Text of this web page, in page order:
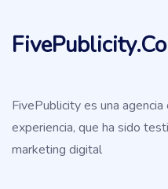
FivePublicity es una
experiencia, que ha sido
marketing digital